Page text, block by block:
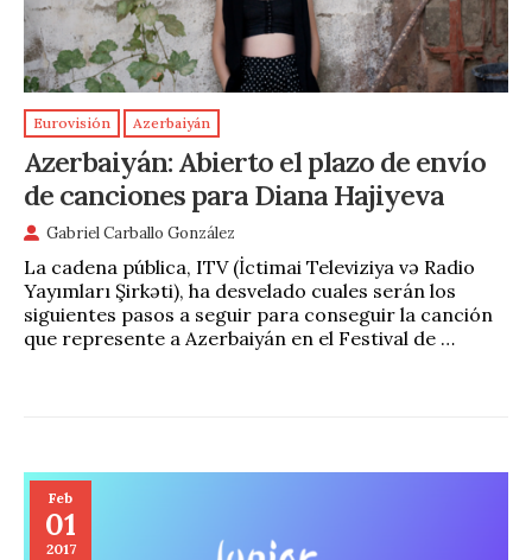
Eurovisión Azerbaiyán
Azerbaiyán: Abierto el plazo de envío
de canciones para Diana Hajiyeva
Gabriel Carballo González
La cadena pública, ITV (İctimai Televiziya və Radio
Yayımları Şirkəti), ha desvelado cuales serán los
siguientes pasos a seguir para conseguir la canción
que represente a Azerbaiyán en el Festival de …
Feb
01
2017